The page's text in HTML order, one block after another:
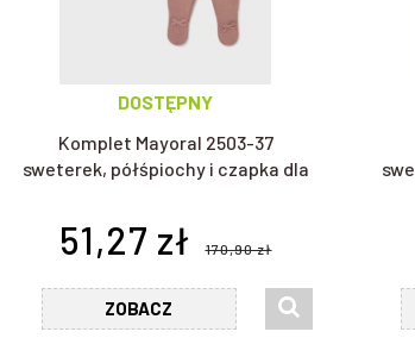
DOSTĘPNY
Komplet Mayoral 2503-37
sweterek, półśpiochy i czapka dla
51,27 zł 170,90 zł
ZOBACZ